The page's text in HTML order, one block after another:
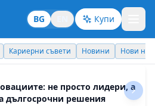
BG Купи
Нови назначения Днес празнува
са доволни, дават много
си